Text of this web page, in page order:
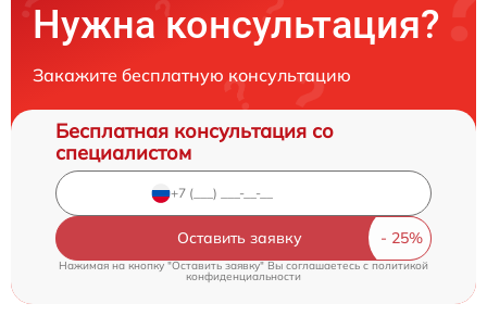
Нужна консультация?
Закажите бесплатную консультацию
Бесплатная консультация со
специалистом
Оставить заявку
Нажимая на кнопку "Оставить заявку" Вы соглашаетесь cполитикой
конфиденциальности